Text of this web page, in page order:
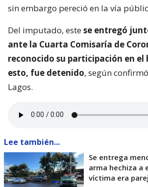
sin embargo pereció en la vía
Del imputado, estese entregó
ante la Cuarta Comisaría de
reconocido su participación en el
esto, fue detenido, según
Lagos.
Lee también...
Se entrega
arma hechiza a
víctima era